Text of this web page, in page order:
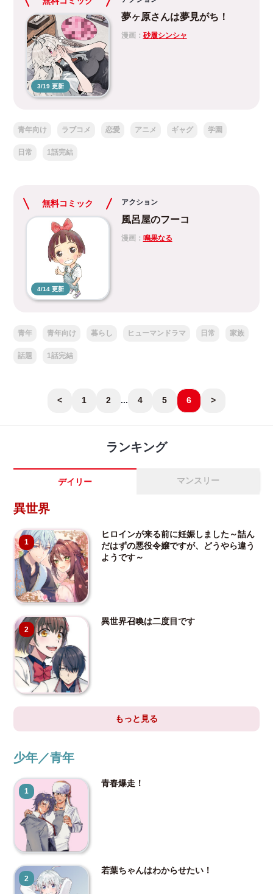
3/19 更新
夢ヶ原さんは夢見がち！
漫画： 砂履シンシャ
青年向け ラブコメ 恋愛 アニメ ギャグ 学園
日常 1話完結
無料コミック
4/14 更新
アクション
風呂屋のフーコ
漫画： 鳴果なる
青年 青年向け 暮らし ヒューマンドラマ 日常 家族
話題 1話完結
< 1 2 ... 4 5 6 >
ランキング
デイリー マンスリー
異世界
1
ヒロインが来る前に妊娠しました～詰ん
だはずの悪役令嬢ですが、どうやら違う
ようです～
2
異世界召喚は二度目です
もっと見る
少年／青年
1
青春爆走！
2
若葉ちゃんはわからせたい！